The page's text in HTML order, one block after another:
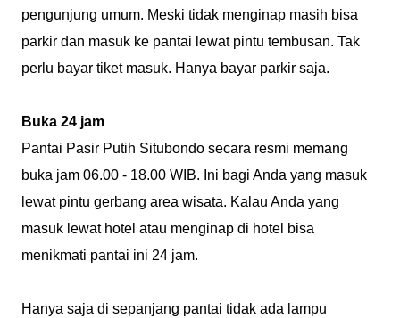
pengunjung umum. Meski tidak menginap masih bisa
parkir dan masuk ke pantai lewat pintu tembusan. Tak
perlu bayar tiket masuk. Hanya bayar parkir saja.
Buka 24 jam
Pantai Pasir Putih Situbondo secara resmi memang
buka jam 06.00 - 18.00 WIB. Ini bagi Anda yang masuk
lewat pintu gerbang area wisata. Kalau Anda yang
masuk lewat hotel atau menginap di hotel bisa
menikmati pantai ini 24 jam.
Hanya saja di sepanjang pantai tidak ada lampu